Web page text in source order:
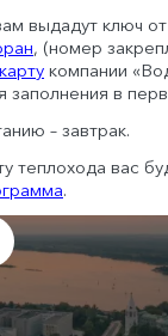
выдадут ключ
, (номер
компании
заполнения в
– завтрак.
теплохода вас
.